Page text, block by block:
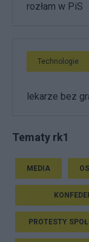
rozłam w PiS
Technologie
lekarze bez
Tematy rk1
MEDIA
PROTESTY